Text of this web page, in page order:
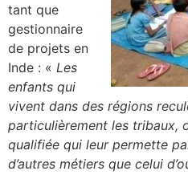
tant que
gestionnaire
de projets en
Inde : « Les
enfants qui
vivent dans des régions
particulièrement les tribaux,
qualifiée qui leur permette
d’autres métiers que celui